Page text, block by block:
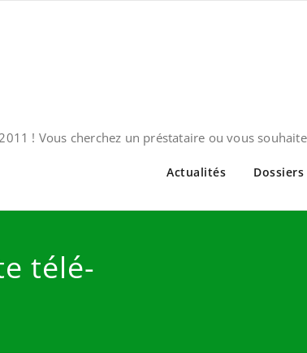
! Vous cherchez un préstataire ou vous
Actualités Dossiers
télé-